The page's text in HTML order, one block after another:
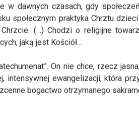
dawnych czasach, gdy
społecznym praktyka Chrztu
(…) Chodzi o religijne
jaką jest Kościół…
On nie chce, rzecz
intensywnej ewangelizacji, która
bogactwo otrzymanego